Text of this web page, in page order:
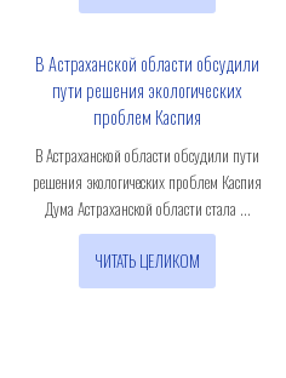
В Астраханской области обсудили
пути решения экологических
проблем Каспия
В Астраханской области обсудили пути
решения экологических проблем Каспия
Дума Астраханской области стала ...
ЧИТАТЬ ЦЕЛИКОМ